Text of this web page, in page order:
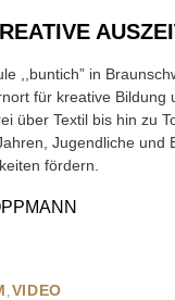
,,buntich” in
für kreative Bildung
über Textil bis hin zu
Jugendliche und
fördern.
VIDEO